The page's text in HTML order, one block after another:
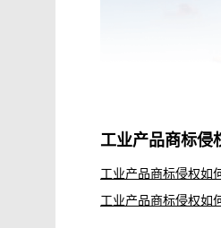
工业产品商标侵
工业产品商标侵权如
工业产品商标侵权如